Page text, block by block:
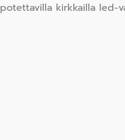
kirkkailla led-